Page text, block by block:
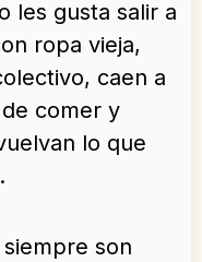
les gusta salir a
ropa vieja,
caen a
comer y
lo que
son